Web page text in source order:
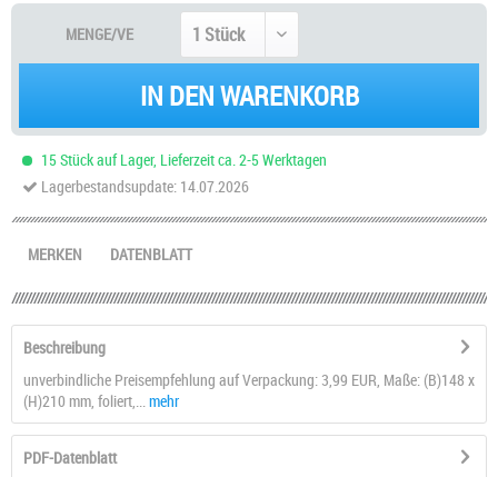
MENGE/VE
IN DEN WARENKORB
15 Stück auf Lager, Lieferzeit ca. 2-5 Werktagen
Lagerbestandsupdate: 14.07.2026
DATENBLATT
MERKEN
Beschreibung
unverbindliche Preisempfehlung auf Verpackung: 3,99 EUR, Maße: (B)148 x
(H)210 mm, foliert,...
mehr
PDF-Datenblatt